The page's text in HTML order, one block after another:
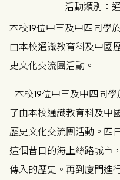
活動類別：
本校19位中三及中四同學
由本校通識教育科及中國
史文化交流團活動。
本校19位中三及中四同學
了由本校通識教育科及中
歷史文化交流團活動。四
這個昔日的海上絲路城市
傳入的歷史。再到廈門進